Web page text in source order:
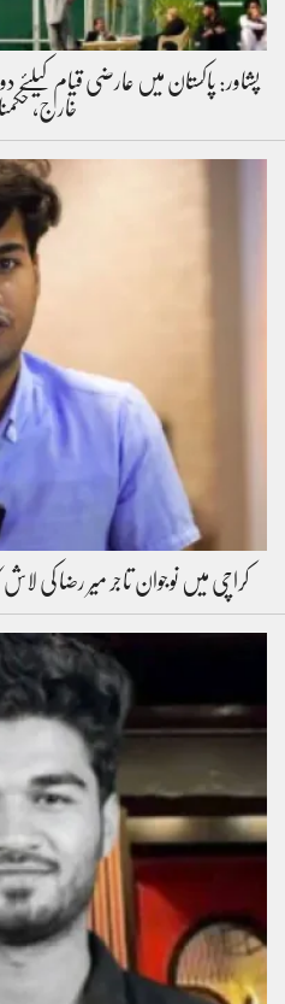
پشاور: پاکستان میں عارضی قیام کیلئے
خارج،
کراچی میں نوجوان تاجر میر رضا کی